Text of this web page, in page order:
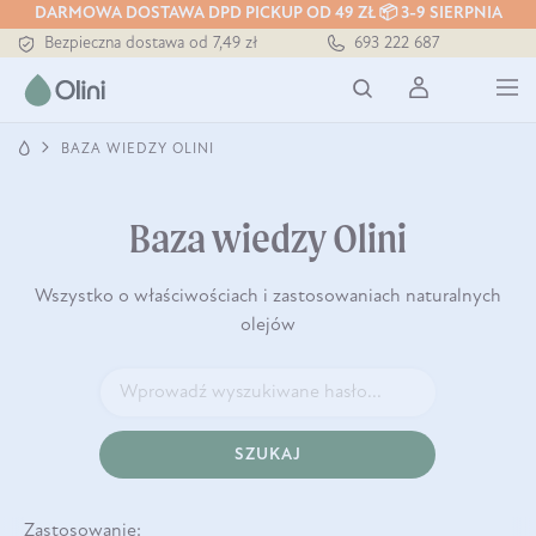
DARMOWA DOSTAWA DPD PICKUP OD 49 ZŁ 📦 3-9 SIERPNIA
Tłoczony zawsze na zimno
Bezpieczna dostawa od 7,49 zł
Tłoczony zawsze na zimno
693 222 687
BAZA WIEDZY OLINI
Baza wiedzy Olini
Wszystko o właściwościach i zastosowaniach naturalnych
olejów
SZUKAJ
Zastosowanie: